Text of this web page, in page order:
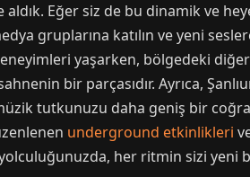
Eğer siz de bu dinamik ve
gruplarına katılın ve yeni
deneyimleri yaşarken, bölgedeki
bir parçasıdır. Ayrıca,
tutkunuzu daha geniş bir
underground etkinlikleri
her ritmin sizi yeni